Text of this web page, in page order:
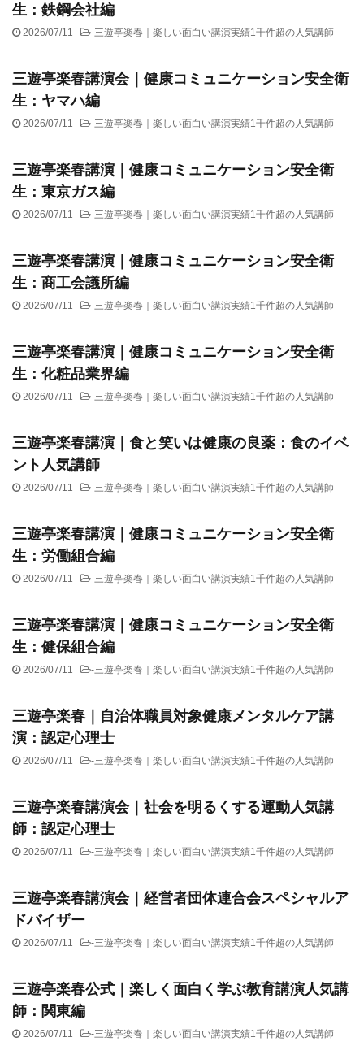
生：鉄鋼会社編
2026/07/11 -三遊亭楽春｜楽しい面白い講演実績1千件超の人気講師
三遊亭楽春講演会｜健康コミュニケーション安全衛
生：ヤマハ編
2026/07/11 -三遊亭楽春｜楽しい面白い講演実績1千件超の人気講師
三遊亭楽春講演｜健康コミュニケーション安全衛
生：東京ガス編
2026/07/11 -三遊亭楽春｜楽しい面白い講演実績1千件超の人気講師
三遊亭楽春講演｜健康コミュニケーション安全衛
生：商工会議所編
2026/07/11 -三遊亭楽春｜楽しい面白い講演実績1千件超の人気講師
三遊亭楽春講演｜健康コミュニケーション安全衛
生：化粧品業界編
2026/07/11 -三遊亭楽春｜楽しい面白い講演実績1千件超の人気講師
三遊亭楽春講演｜食と笑いは健康の良薬：食のイベ
ント人気講師
2026/07/11 -三遊亭楽春｜楽しい面白い講演実績1千件超の人気講師
三遊亭楽春講演｜健康コミュニケーション安全衛
生：労働組合編
2026/07/11 -三遊亭楽春｜楽しい面白い講演実績1千件超の人気講師
三遊亭楽春講演｜健康コミュニケーション安全衛
生：健保組合編
2026/07/11 -三遊亭楽春｜楽しい面白い講演実績1千件超の人気講師
三遊亭楽春｜自治体職員対象健康メンタルケア講
演：認定心理士
2026/07/11 -三遊亭楽春｜楽しい面白い講演実績1千件超の人気講師
三遊亭楽春講演会｜社会を明るくする運動人気講
師：認定心理士
2026/07/11 -三遊亭楽春｜楽しい面白い講演実績1千件超の人気講師
三遊亭楽春講演会｜経営者団体連合会スペシャルア
ドバイザー
2026/07/11 -三遊亭楽春｜楽しい面白い講演実績1千件超の人気講師
三遊亭楽春公式｜楽しく面白く学ぶ教育講演人気講
師：関東編
2026/07/11 -三遊亭楽春｜楽しい面白い講演実績1千件超の人気講師